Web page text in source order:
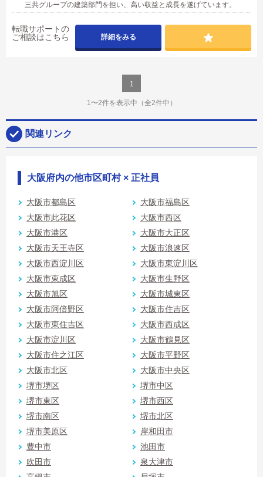
三共グループの建築部門を担い、高い収益と成長を遂げています。
転職サポートの
ご相談はこちら
詳細をみる
1
1〜2件を表示中 （全2件中）
関連リンク
大阪府内の他市区町村 × 正社員
大阪市都島区
大阪市福島区
大阪市此花区
大阪市西区
大阪市港区
大阪市大正区
大阪市天王寺区
大阪市浪速区
大阪市西淀川区
大阪市東淀川区
大阪市東成区
大阪市生野区
大阪市旭区
大阪市城東区
大阪市阿倍野区
大阪市住吉区
大阪市東住吉区
大阪市西成区
大阪市淀川区
大阪市鶴見区
大阪市住之江区
大阪市平野区
大阪市北区
大阪市中央区
堺市堺区
堺市中区
堺市東区
堺市西区
堺市南区
堺市北区
堺市美原区
岸和田市
豊中市
池田市
吹田市
泉大津市